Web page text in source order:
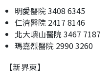
明愛醫院 3408 6345
仁濟醫院 2417 8146
北大嶼山醫院 3467 7187
瑪嘉烈醫院 2990 3260
【新界東】